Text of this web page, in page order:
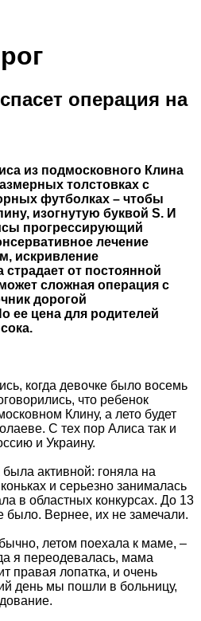
операция на
из подмосковного Клина
толстовках с
футболках – чтобы
изогнутую буквой S. И
прогрессирующий
лечение
искривление
страдает от постоянной
сложная операция с
дорогой
ее цена для родителей
когда девочке было восемь
что ребенок
Клину, а лето будет
С тех пор Алиса так и
и Украину.
активной: гоняла на
и серьезно занималась
в областных конкурсах. До 13
было. Вернее, их не замечали.
летом поехала к маме, –
я переодевалась, мама
правая лопатка, и очень
день мы пошли в больницу,